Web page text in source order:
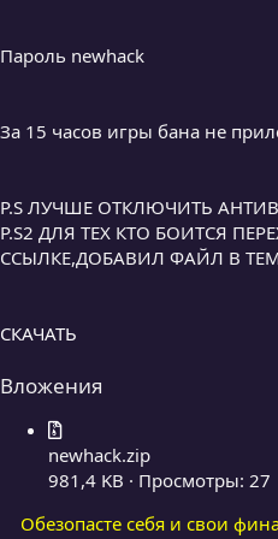
Пароль newhack
За 15 часов игры бана не
P.S ЛУЧШЕ ОТКЛЮЧИТЬ
P.S2 ДЛЯ ТЕХ КТО БОИТСЯ
ССЫЛКЕ,ДОБАВИЛ ФАЙЛ В
СКАЧАТЬ
Вложения
newhack.zip
981,4 KB · Просмотры: 27
Обезопасте себя и свои